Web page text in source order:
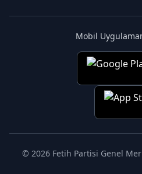
Mobil
© 2026 Fetih Partisi Genel